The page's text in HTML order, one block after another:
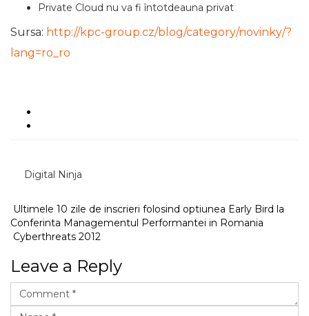
Private Cloud nu va fi întotdeauna privat
Sursa: http://kpc-group.cz/blog/category/novinky/?
lang=ro_ro
Digital Ninja
Ultimele 10 zile de inscrieri folosind optiunea Early Bird la
Conferinta Managementul Performantei in Romania
Cyberthreats 2012
Leave a Reply